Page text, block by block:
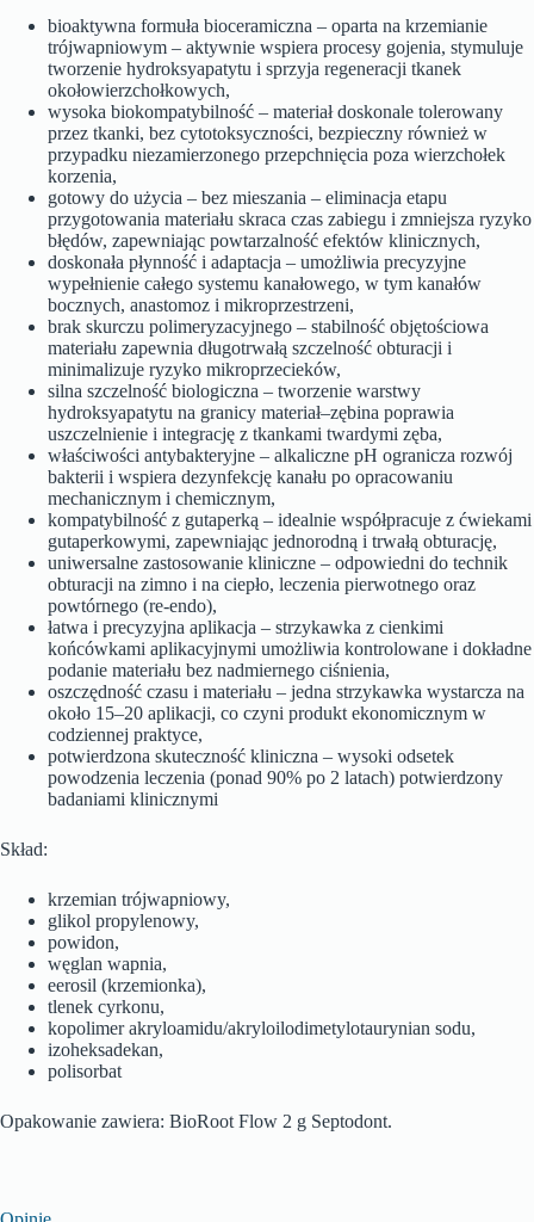
bioaktywna formuła bioceramiczna – oparta na krzemianie
trójwapniowym – aktywnie wspiera procesy gojenia, stymuluje
tworzenie hydroksyapatytu i sprzyja regeneracji tkanek
okołowierzchołkowych,
wysoka biokompatybilność – materiał doskonale tolerowany
przez tkanki, bez cytotoksyczności, bezpieczny również w
przypadku niezamierzonego przepchnięcia poza wierzchołek
korzenia,
gotowy do użycia – bez mieszania – eliminacja etapu
przygotowania materiału skraca czas zabiegu i zmniejsza ryzyko
błędów, zapewniając powtarzalność efektów klinicznych,
doskonała płynność i adaptacja – umożliwia precyzyjne
wypełnienie całego systemu kanałowego, w tym kanałów
bocznych, anastomoz i mikroprzestrzeni,
brak skurczu polimeryzacyjnego – stabilność objętościowa
materiału zapewnia długotrwałą szczelność obturacji i
minimalizuje ryzyko mikroprzecieków,
silna szczelność biologiczna – tworzenie warstwy
hydroksyapatytu na granicy materiał–zębina poprawia
uszczelnienie i integrację z tkankami twardymi zęba,
właściwości antybakteryjne – alkaliczne pH ogranicza rozwój
bakterii i wspiera dezynfekcję kanału po opracowaniu
mechanicznym i chemicznym,
kompatybilność z gutaperką – idealnie współpracuje z ćwiekami
gutaperkowymi, zapewniając jednorodną i trwałą obturację,
uniwersalne zastosowanie kliniczne – odpowiedni do technik
obturacji na zimno i na ciepło, leczenia pierwotnego oraz
powtórnego (re-endo),
łatwa i precyzyjna aplikacja – strzykawka z cienkimi
końcówkami aplikacyjnymi umożliwia kontrolowane i dokładne
podanie materiału bez nadmiernego ciśnienia,
oszczędność czasu i materiału – jedna strzykawka wystarcza na
około 15–20 aplikacji, co czyni produkt ekonomicznym w
codziennej praktyce,
potwierdzona skuteczność kliniczna – wysoki odsetek
powodzenia leczenia (ponad 90% po 2 latach) potwierdzony
badaniami klinicznymi
Skład:
krzemian trójwapniowy,
glikol propylenowy,
powidon,
węglan wapnia,
eerosil (krzemionka),
tlenek cyrkonu,
kopolimer akryloamidu/akryloilodimetylotaurynian sodu,
izoheksadekan,
polisorbat
Opakowanie zawiera: BioRoot Flow 2 g Septodont.